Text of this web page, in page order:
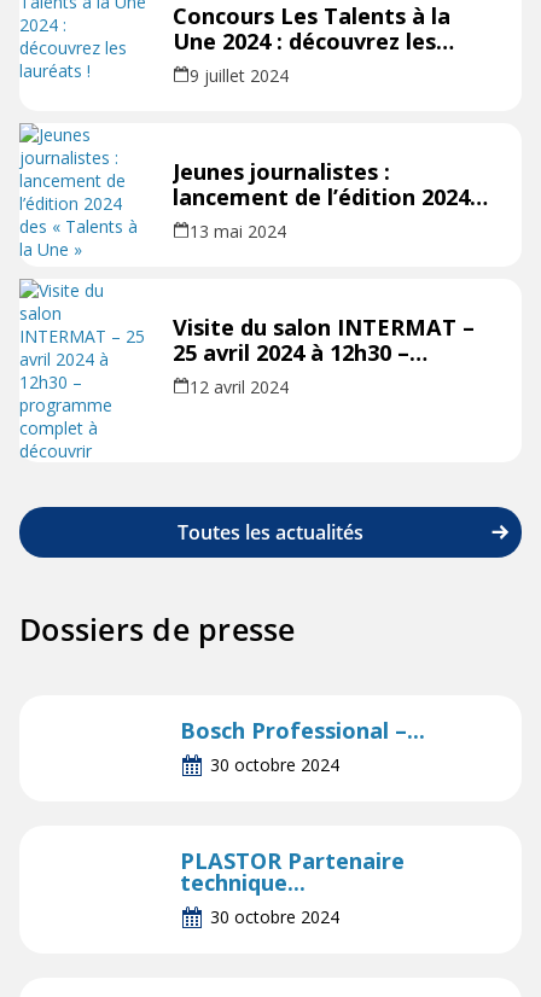
Concours Les Talents à la
Une 2024 : découvrez les
lauréats !
9 juillet 2024
Jeunes journalistes :
lancement de l’édition 2024
des « Talents à la Une »
13 mai 2024
Visite du salon INTERMAT –
25 avril 2024 à 12h30 –
programme complet à
découvrir
12 avril 2024
Toutes les actualités
Dossiers de presse
Bosch Professional –...
30 octobre 2024
PLASTOR Partenaire
technique...
30 octobre 2024